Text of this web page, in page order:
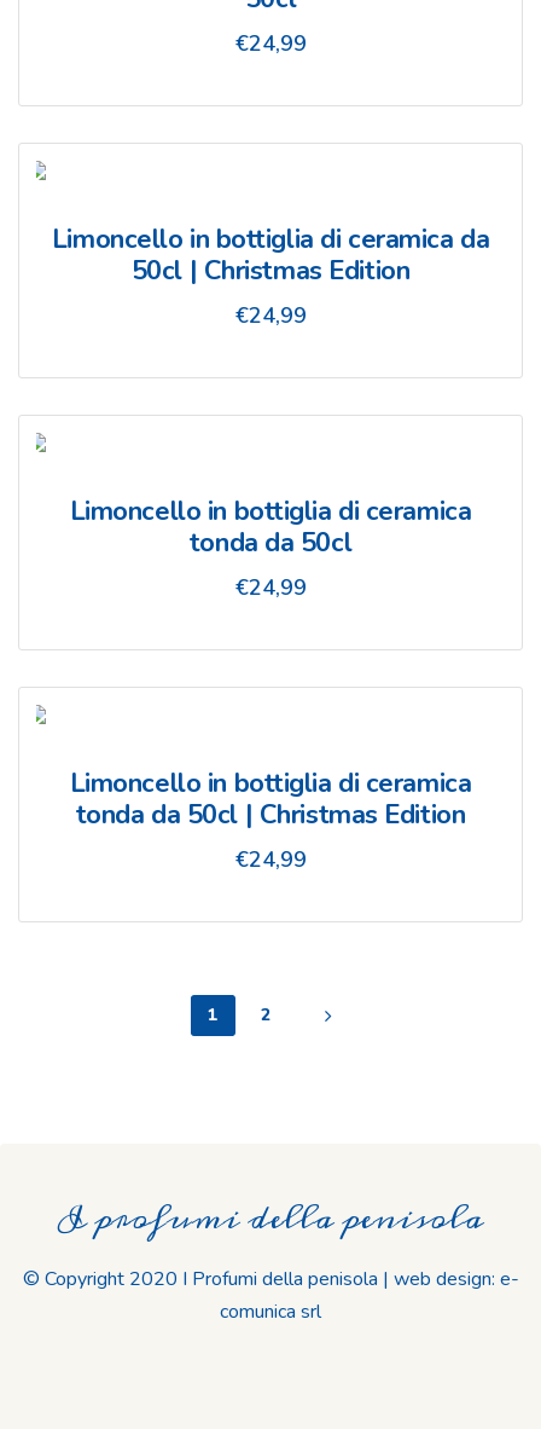
€24,99
Limoncello in bottiglia di ceramica da
50cl | Christmas Edition
€24,99
Limoncello in bottiglia di ceramica
tonda da 50cl
€24,99
Limoncello in bottiglia di ceramica
tonda da 50cl | Christmas Edition
€24,99
1 2
I profumi della penisola
© Copyright 2020 I Profumi della penisola | web design: e-
comunica srl